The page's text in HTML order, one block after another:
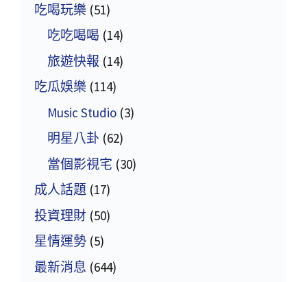
吃喝玩樂 (51)
吃吃喝喝 (14)
旅遊快報 (14)
吃瓜娛樂 (114)
Music Studio (3)
明星八卦 (62)
當個影視宅 (30)
成人話題 (17)
投資理財 (50)
星情運勢 (5)
最新消息 (644)